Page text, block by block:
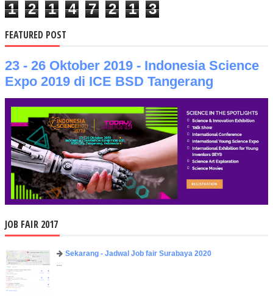
1 2 1 4 7 2 1 3
FEATURED POST
23 - 26 Oktober 2019 - Indonesia Science
Expo 2019 di ICE BSD Tangerang
JOB FAIR 2017
Sekarang - Jadwal Job fair Surabaya 2020
...